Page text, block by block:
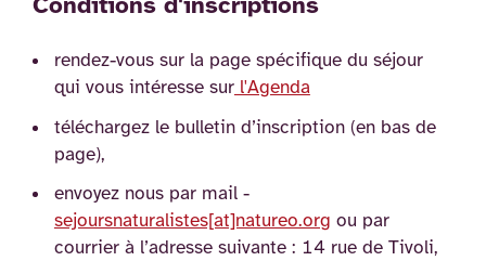
Conditions d'inscriptions
rendez-vous sur la page spécifique du séjour
qui vous intéresse surl'Agenda
téléchargez le bulletin d’inscription (en bas de
page),
envoyez nous par mail -
sejoursnaturalistes[at]natureo.org ou par
courrier à l’adresse suivante : 14 rue de Tivoli,